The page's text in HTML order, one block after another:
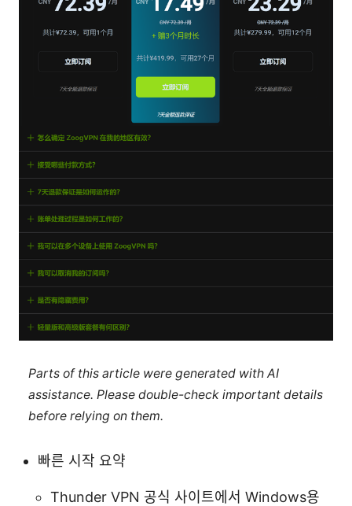
Parts of this article were generated with AI
assistance. Please double-check important details
before relying on them.
빠른 시작 요약
Thunder VPN 공식 사이트에서 Windows용